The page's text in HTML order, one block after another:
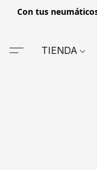
Con tus
TIENDA